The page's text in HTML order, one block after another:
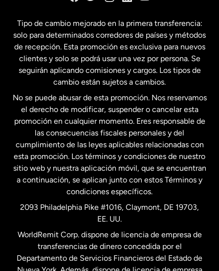
Estados Unidos English
Estados Unidos Español
Francia
Malasia
Nueva Zelanda
Países Bajos
Suecia
Tipo de cambio mejorado en la primera transferencia:
solo para determinados corredores de países y métodos
de recepción. Esta promoción es exclusiva para nuevos
clientes y solo se podrá usar una vez por persona. Se
seguirán aplicando comisiones y cargos. Los tipos de
cambio están sujetos a cambios.
No se puede abusar de esta promoción. Nos reservamos
el derecho de modificar, suspender o cancelar esta
promoción en cualquier momento. Eres responsable de
las consecuencias fiscales personales y del
cumplimiento de las leyes aplicables relacionadas con
esta promoción. Los términos y condiciones de nuestro
sitio web y nuestra aplicación móvil, que se encuentran
a continuación, se aplican junto con estos Términos y
condiciones específicos.
2093 Philadelphia Pike #1016, Claymont, DE 19703,
EE. UU.
WorldRemit Corp. dispone de licencia de empresa de
transferencias de dinero concedida por el
Departamento de Servicios Financieros del Estado de